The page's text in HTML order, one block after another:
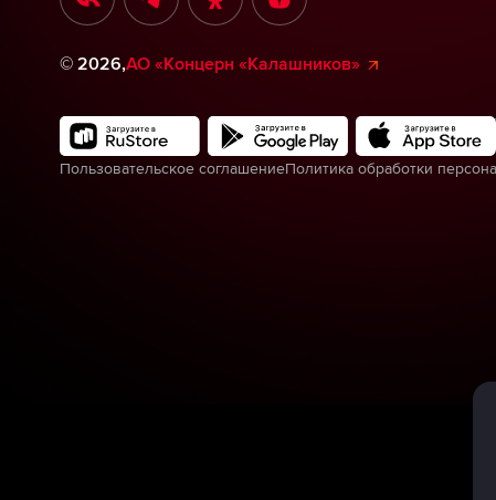
© 2026,АО «Концерн «Калашников»
Пользовательское соглашениеПолитика обработки